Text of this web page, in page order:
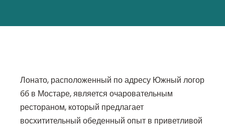
Лонато, расположенный по адресу Южный логор
бб в Мостаре, является очаровательным
рестораном, который предлагает
восхитительный обеденный опыт в приветливой